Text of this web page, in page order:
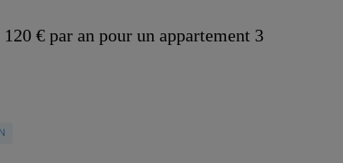
€ par an pour un appartement 3